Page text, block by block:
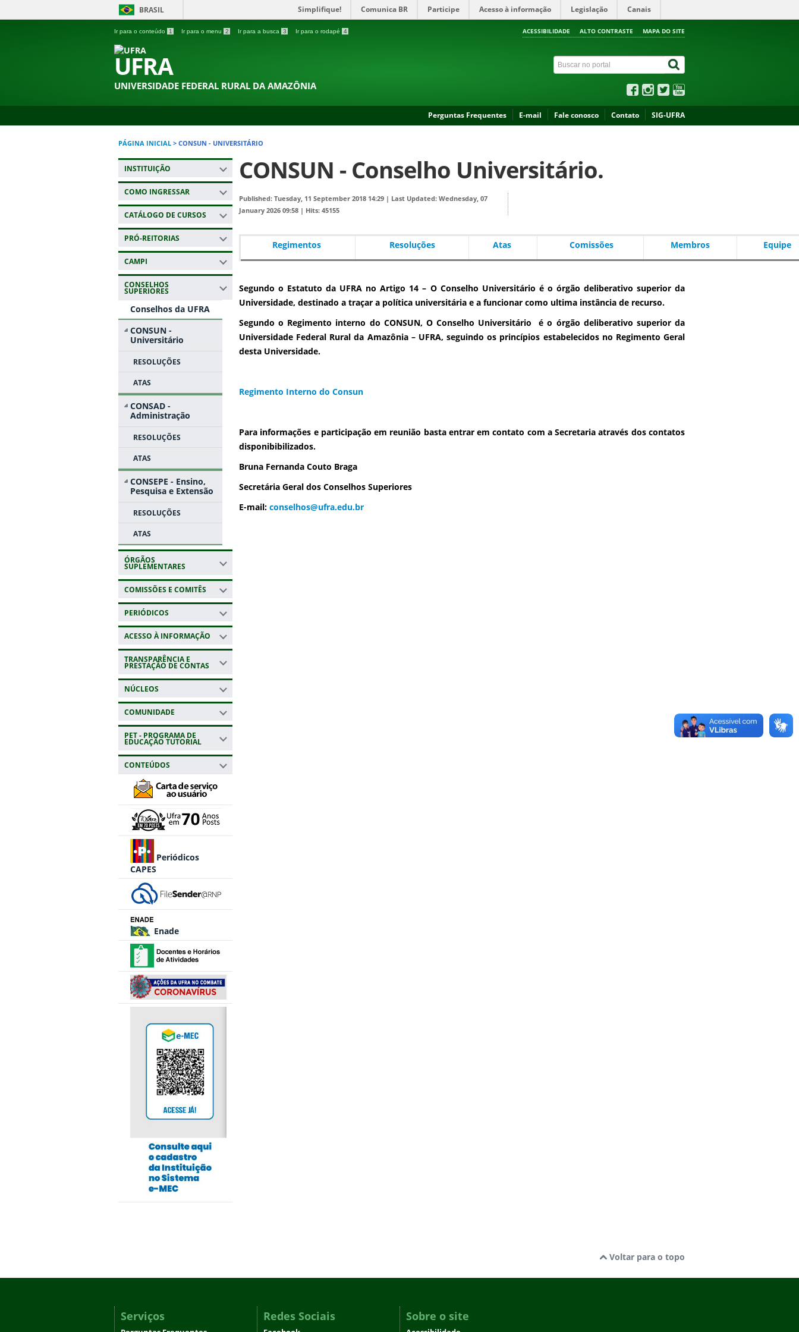
BRASIL Simplifique! Comunica BR Participe Acesso à informação Legislação Canais
Ir para o conteúdo 1 Ir para o menu 2 Ir para a busca 3 Ir para o rodapé 4 ACESSIBILIDADE ALTO CONTRASTE MAPA DO SITE
UFRA
UNIVERSIDADE FEDERAL RURAL DA AMAZÔNIA
Perguntas Frequentes E-mail Fale conosco Contato SIG-UFRA
PÁGINA INICIAL > CONSUN - UNIVERSITÁRIO
INSTITUIÇÃO
COMO INGRESSAR
CATÁLOGO DE CURSOS
PRÓ-REITORIAS
CAMPI
CONSELHOS
SUPERIORES
Conselhos da UFRA
CONSUN -
Universitário
RESOLUÇÕES
ATAS
CONSAD -
Administração
RESOLUÇÕES
ATAS
CONSEPE - Ensino,
Pesquisa e Extensão
RESOLUÇÕES
ATAS
ÓRGÃOS
SUPLEMENTARES
COMISSÕES E COMITÊS
PERIÓDICOS
ACESSO À INFORMAÇÃO
TRANSPARÊNCIA E
PRESTAÇÃO DE CONTAS
NÚCLEOS
COMUNIDADE
PET - PROGRAMA DE
EDUCAÇÃO TUTORIAL
CONTEÚDOS
Periódicos
CAPES
Enade
CONSUN - Conselho Universitário.
Published: Tuesday, 11 September 2018 14:29 | Last Updated: Wednesday, 07
January 2026 09:58 | Hits: 45155
Regimentos Resoluções Atas Comissões Membros Equipe
Segundo o Estatuto da UFRA no Artigo 14 – O Conselho Universitário é o órgão deliberativo superior da
Universidade, destinado a traçar a política universitária e a funcionar como ultima instância de recurso.
Segundo o Regimento interno do CONSUN, O Conselho Universitário é o órgão deliberativo superior da
Universidade Federal Rural da Amazônia – UFRA, seguindo os princípios estabelecidos no Regimento Geral
desta Universidade.
Regimento Interno do Consun
Para informações e participação em reunião basta entrar em contato com a Secretaria através dos contatos
disponibibilizados.
Bruna Fernanda Couto Braga
Secretária Geral dos Conselhos Superiores
E-mail: conselhos@ufra.edu.br
Voltar para o topo
Serviços Redes Sociais Sobre o site